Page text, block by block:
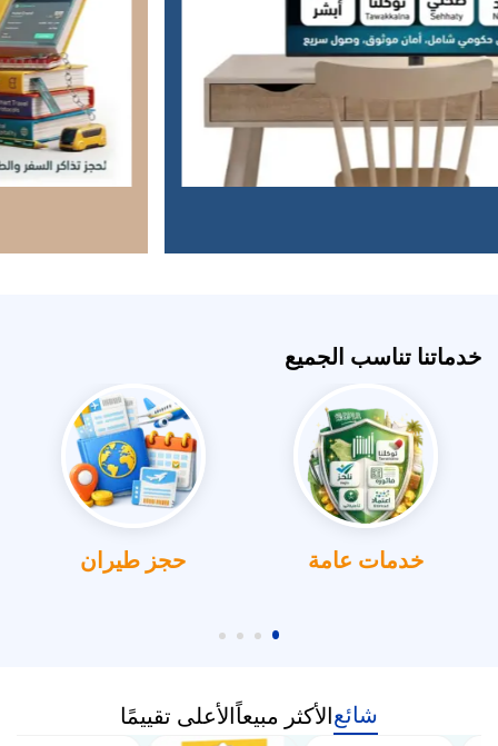
خدماتنا تناسب الجميع
خدمات عامة حجز طيران
شائعالأكثر مبيعاًالأعلى تقييمًا